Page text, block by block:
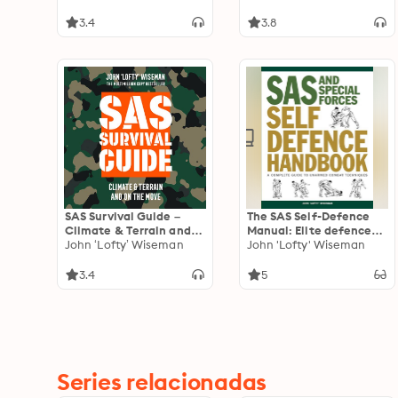
3.4
Surviving Anywhere
3.8
SAS Survival Guide –
Climate & Terrain and
On the Move: The
Surviving Anywhere
John ‘Lofty’ Wiseman
3.4
The SAS Self-Defence
Manual: Elite defence
techniques for men and
John 'Lofty' Wiseman
5
Series relacionadas